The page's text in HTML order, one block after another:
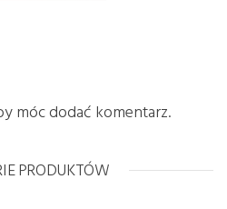
móc dodać komentarz.
PRODUKTÓW